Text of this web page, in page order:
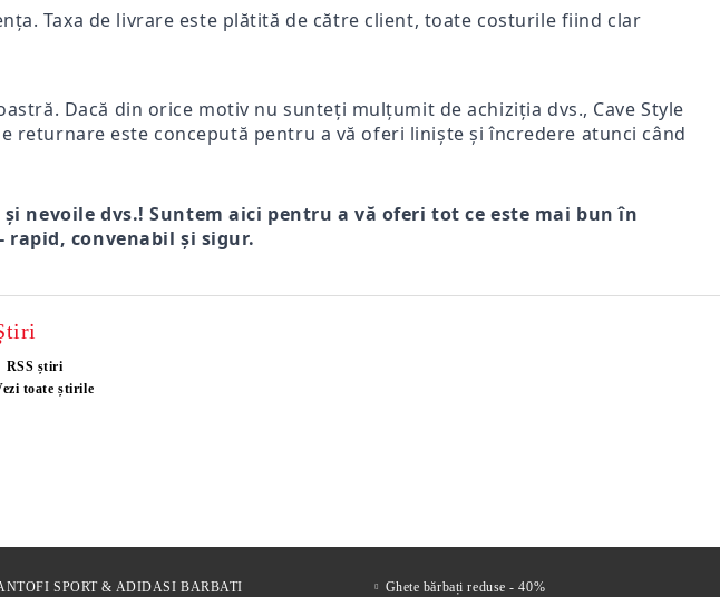
Taxa de livrare este plătită de către client, toate costurile fiind clar
Dacă din orice motiv nu sunteți mulțumit de achiziția dvs., Cave Style
este concepută pentru a vă oferi liniște și încredere atunci când
nevoile dvs.! Suntem aici pentru a vă oferi tot ce este mai bun în
convenabil și sigur.
Sandale damă din piele velur
naturală culoare maro deschis
ELIA MOVE – PANTOFI DE
VARĂ ALBI DIN PIELE
RSS știri
toate știrile
SPORT & ADIDASI BARBATI
Ghete bărbați reduse - 40%